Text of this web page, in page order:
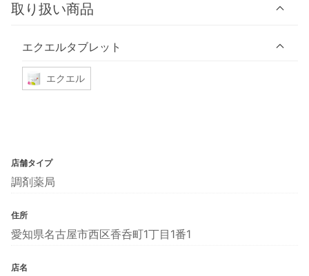
取り扱い商品
エクエルタブレット
エクエル
店舗タイプ
調剤薬局
住所
愛知県名古屋市西区香呑町1丁目1番1
店名